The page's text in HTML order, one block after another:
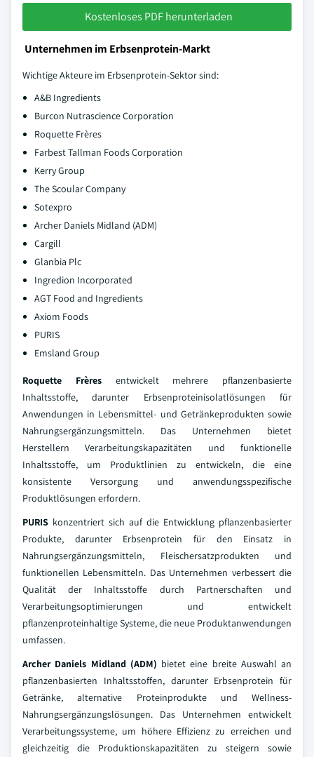
Kostenloses PDF herunterladen
Unternehmen im Erbsenprotein-Markt
Wichtige Akteure im Erbsenprotein-Sektor sind:
A&B Ingredients
Burcon Nutrascience Corporation
Roquette Frères
Farbest Tallman Foods Corporation
Kerry Group
The Scoular Company
Sotexpro
Archer Daniels Midland (ADM)
Cargill
Glanbia Plc
Ingredion Incorporated
AGT Food and Ingredients
Axiom Foods
PURIS
Emsland Group
Roquette Frèresentwickelt mehrere pflanzenbasierte
Inhaltsstoffe, darunter Erbsenproteinisolatlösungen für
Anwendungen in Lebensmittel- und Getränkeprodukten sowie
Nahrungsergänzungsmitteln. Das Unternehmen bietet
Herstellern Verarbeitungskapazitäten und funktionelle
Inhaltsstoffe, um Produktlinien zu entwickeln, die eine
konsistente Versorgung und anwendungsspezifische
Produktlösungen erfordern.
PURIS konzentriert sich auf die Entwicklung pflanzenbasierter
Produkte, darunter Erbsenprotein für den Einsatz in
Nahrungsergänzungsmitteln, Fleischersatzprodukten und
funktionellen Lebensmitteln. Das Unternehmen verbessert die
Qualität der Inhaltsstoffe durch Partnerschaften und
Verarbeitungsoptimierungen und entwickelt
pflanzenproteinhaltige Systeme, die neue Produktanwendungen
umfassen.
Archer Daniels Midland (ADM) bietet eine breite Auswahl an
pflanzenbasierten Inhaltsstoffen, darunter Erbsenprotein für
Getränke, alternative Proteinprodukte und Wellness-
Nahrungsergänzungslösungen. Das Unternehmen entwickelt
Verarbeitungssysteme, um höhere Effizienz zu erreichen und
gleichzeitig die Produktionskapazitäten zu steigern sowie